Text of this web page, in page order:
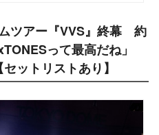
ツアー『VVS』終幕 約
って最高だね」
ットリストあり】